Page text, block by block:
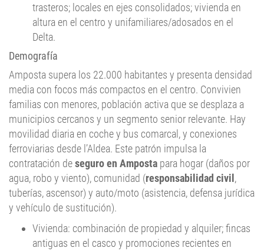
trasteros; locales en ejes consolidados; vivienda en
altura en el centro y unifamiliares/adosados en el
Delta.
Demografía
Amposta supera los 22.000 habitantes y presenta densidad
media con focos más compactos en el centro. Convivien
familias con menores, población activa que se desplaza a
municipios cercanos y un segmento senior relevante. Hay
movilidad diaria en coche y bus comarcal, y conexiones
ferroviarias desde l’Aldea. Este patrón impulsa la
contratación deseguro en Amposta para hogar (daños por
agua, robo y viento), comunidad (responsabilidad civil ,
tuberías, ascensor) y auto/moto (asistencia, defensa jurídica
y vehículo de sustitución).
Vivienda: combinación de propiedad y alquiler; fincas
antiguas en el casco y promociones recientes en